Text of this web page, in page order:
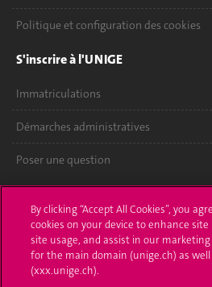
Politique et configuration des cookies
S'inscrire à l'UNIGE
Immatriculations
Démarches administratives
Poser une question
UNIGE Mobile
Médias
By clicking “Accept All Cookies”, you
cookies on your device to enhance
site usage, and assist in our
for the main domain (unige.ch) as
(xxx.unige.ch).